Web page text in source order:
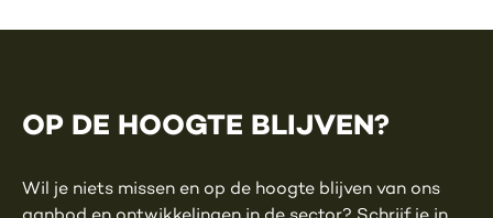
OP DE HOOGTE BLIJVEN?
Wil je niets missen en op de hoogte blijven van ons